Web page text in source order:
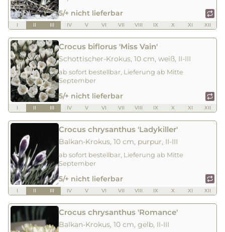
5/+ nicht lieferbar
I II III IV V VI VII VIII IX X XI XII
Crocus biflorus 'Miss Vain'
Schottischer-Krokus, 10 cm, weiß, II-III
ab sofort bestellbar, Lieferung ab Mitte
September
5/+ nicht lieferbar
I II III IV V VI VII VIII IX X XI XII
Crocus chrysanthus 'Ladykiller'
Balkan-Krokus, 10 cm, purpur, II-III
ab sofort bestellbar, Lieferung ab Mitte
September
5/+ nicht lieferbar
I II III IV V VI VII VIII IX X XI XII
Crocus chrysanthus 'Romance'
Balkan-Krokus, 10 cm, gelb, II-III